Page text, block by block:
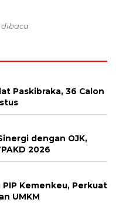
dibaca
Paskibraka, 36 Calon
dengan OJK,
2026
Kemenkeu, Perkuat
UMKM